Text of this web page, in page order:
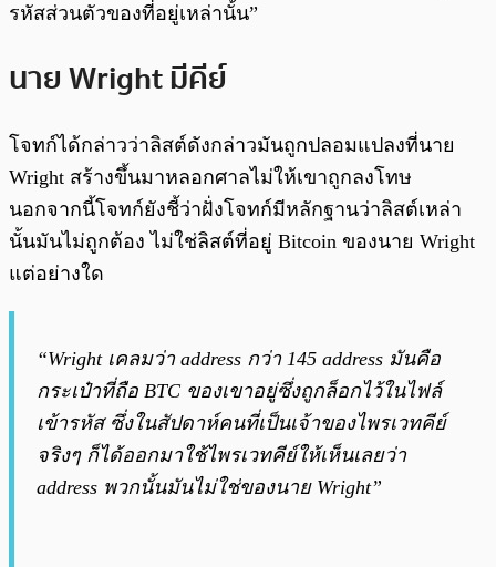
รหัสส่วนตัวของที่อยู่เหล่านั้น”
นาย Wright มีคีย์
โจทก์ได้กล่าวว่าลิสต์ดังกล่าวมันถูกปลอมแปลงที่นาย
Wright สร้างขึ้นมาหลอกศาลไม่ให้เขาถูกลงโทษ
นอกจากนี้โจทก์ยังชี้ว่าฝั่งโจทก์มีหลักฐานว่าลิสต์เหล่า
นั้นมันไม่ถูกต้อง ไม่ใช่ลิสต์ที่อยู่ Bitcoin ของนาย Wright
แต่อย่างใด
“Wright เคลมว่า address กว่า 145 address มันคือ
กระเป๋าที่ถือ BTC ของเขาอยู่ซึ่งถูกล็อกไว้ในไฟล์
เข้ารหัส ซึ่งในสัปดาห์คนที่เป็นเจ้าของไพรเวทคีย์
จริงๆ ก็ได้ออกมาใช้ไพรเวทคีย์ให้เห็นเลยว่า
address พวกนั้นมันไม่ใช่ของนาย Wright”